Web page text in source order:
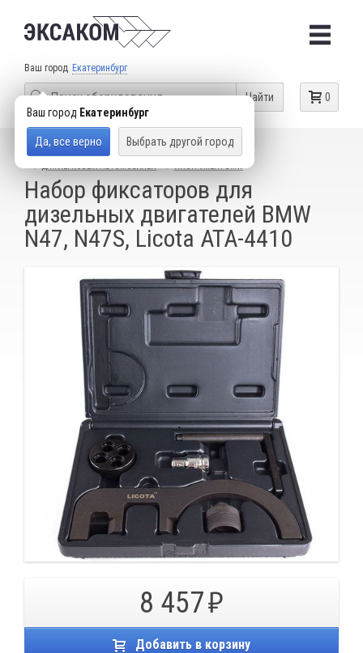
Ваш город Екатеринбург
Ваш город Екатеринбург
Да, все верно Выбрать другой город
0
Найти
КАТАЛОГ ТОВАРОВ
СПЕЦИАЛЬНЫЙ ИНСТРУМЕНТ
Набор фиксаторов для
дизельных двигателей BMW
N47, N47S, Licota ATA-4410
8 457
Добавить в корзину